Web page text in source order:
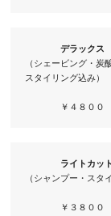
（シェービング・炭
スタイリング込み）
￥４８００
ライトカット
（シャンプ
￥３８００